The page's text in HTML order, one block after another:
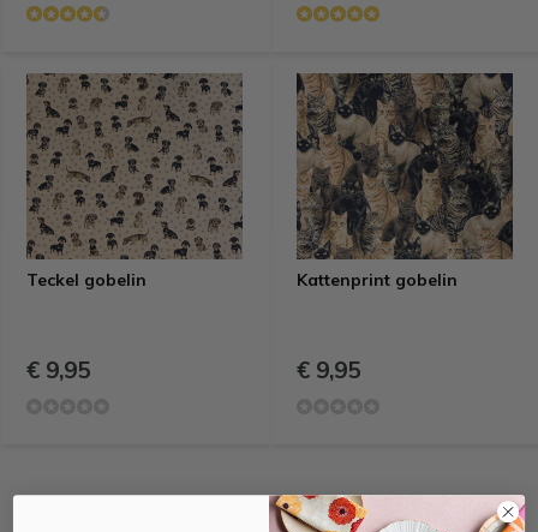
Teckel gobelin
€ 9,95
Kattenprint gobelin
€ 9,95